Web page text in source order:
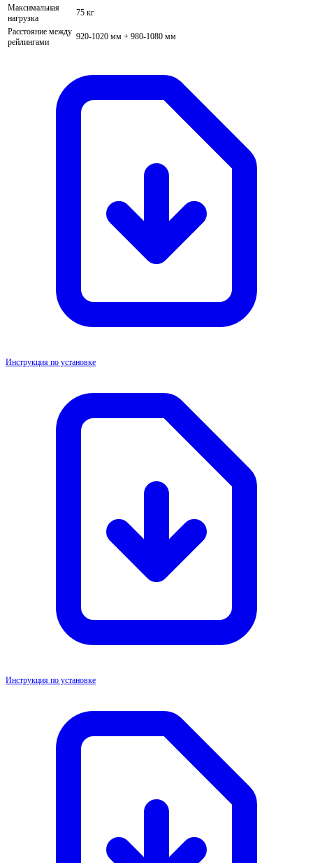
Максимальная
нагрузка
75 кг
Расстояние между
рейлингами
920-1020 мм + 980-1080 мм
Инструкция по установке
Инструкция по установке